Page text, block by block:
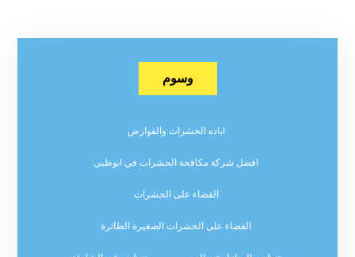
وسوم
اباده الحشرات والقوارض
افضل شركة مكافحة الحشرات في ابوظبي
القضاء على الحشرات
القضاء على الحشرات الصغيرة الطائرة